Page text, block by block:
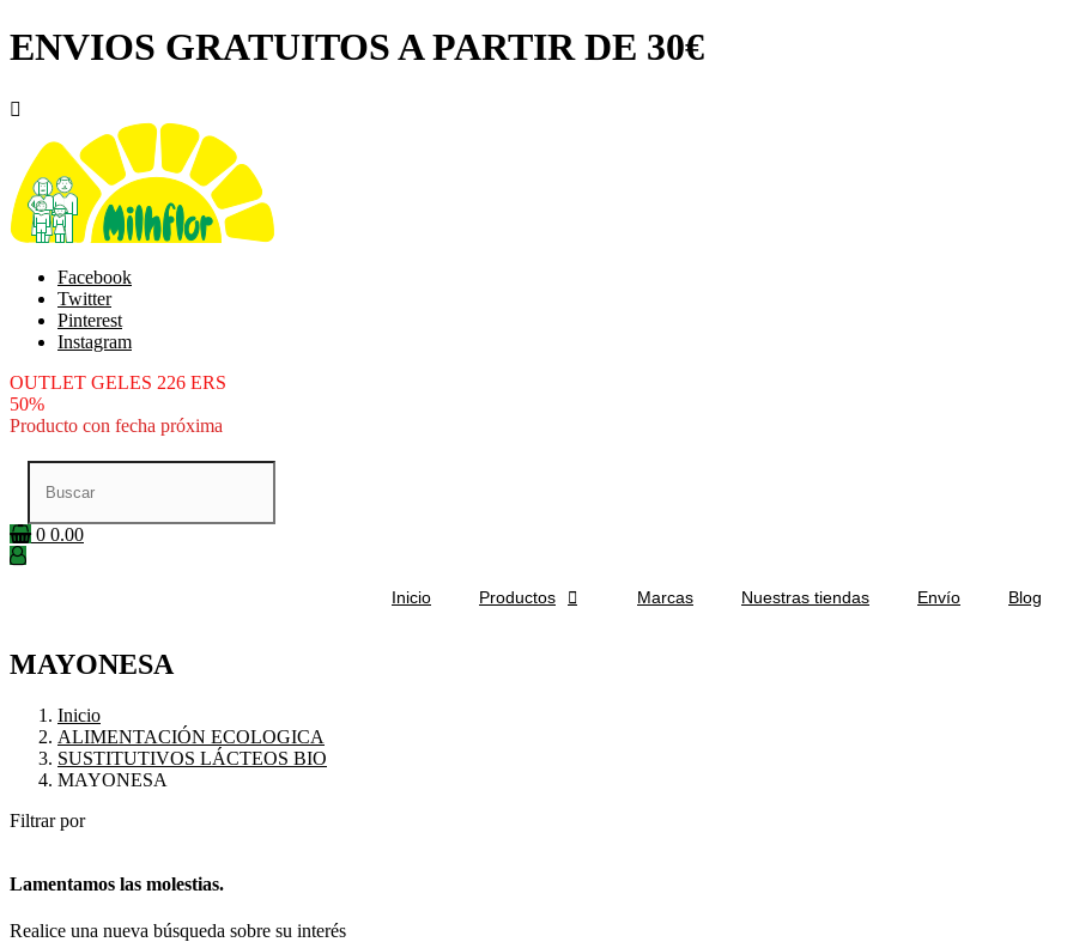
ENVIOS GRATUITOS A PARTIR DE 30€

Facebook
Twitter
Pinterest
Instagram
OUTLET GELES 226 ERS
50%
Producto con fecha próxima
0 0.00
Inicio Productos  Marcas Nuestras tiendas Envío Blog
MAYONESA
Inicio
ALIMENTACIÓN ECOLOGICA
SUSTITUTIVOS LÁCTEOS BIO
MAYONESA
Filtrar por
Lamentamos las molestias.
Realice una nueva búsqueda sobre su interés